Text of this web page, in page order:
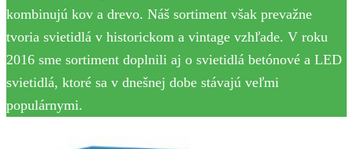
kombinujú kov a drevo. Náš sortiment však prevažne
tvoria svietidlá v historickom a vintage vzhľade. V roku
2016 sme sortiment doplnili aj o svietidlá betónové a LED
svietidlá, ktoré sa v dnešnej dobe stávajú veľmi
populárnymi.